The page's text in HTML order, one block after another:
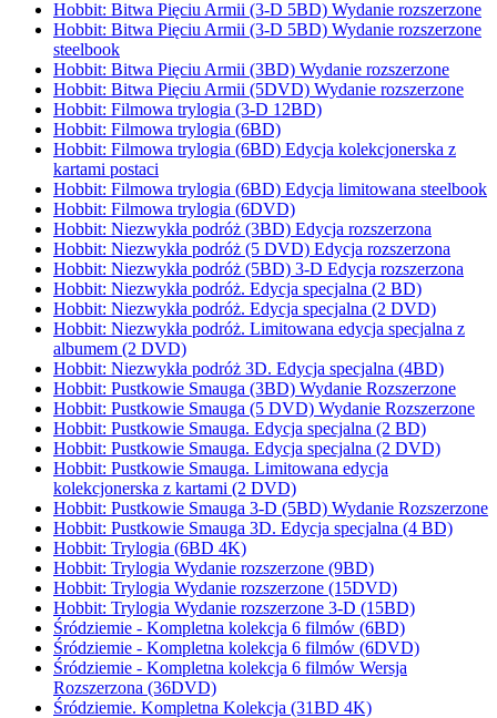
Hobbit: Bitwa Pięciu Armii (3-D 5BD) Wydanie rozszerzone
Hobbit: Bitwa Pięciu Armii (3-D 5BD) Wydanie rozszerzone
steelbook
Hobbit: Bitwa Pięciu Armii (3BD) Wydanie rozszerzone
Hobbit: Bitwa Pięciu Armii (5DVD) Wydanie rozszerzone
Hobbit: Filmowa trylogia (3-D 12BD)
Hobbit: Filmowa trylogia (6BD)
Hobbit: Filmowa trylogia (6BD) Edycja kolekcjonerska z
kartami postaci
Hobbit: Filmowa trylogia (6BD) Edycja limitowana steelbook
Hobbit: Filmowa trylogia (6DVD)
Hobbit: Niezwykła podróż (3BD) Edycja rozszerzona
Hobbit: Niezwykła podróż (5 DVD) Edycja rozszerzona
Hobbit: Niezwykła podróż (5BD) 3-D Edycja rozszerzona
Hobbit: Niezwykła podróż. Edycja specjalna (2 BD)
Hobbit: Niezwykła podróż. Edycja specjalna (2 DVD)
Hobbit: Niezwykła podróż. Limitowana edycja specjalna z
albumem (2 DVD)
Hobbit: Niezwykła podróż 3D. Edycja specjalna (4BD)
Hobbit: Pustkowie Smauga (3BD) Wydanie Rozszerzone
Hobbit: Pustkowie Smauga (5 DVD) Wydanie Rozszerzone
Hobbit: Pustkowie Smauga. Edycja specjalna (2 BD)
Hobbit: Pustkowie Smauga. Edycja specjalna (2 DVD)
Hobbit: Pustkowie Smauga. Limitowana edycja
kolekcjonerska z kartami (2 DVD)
Hobbit: Pustkowie Smauga 3-D (5BD) Wydanie Rozszerzone
Hobbit: Pustkowie Smauga 3D. Edycja specjalna (4 BD)
Hobbit: Trylogia (6BD 4K)
Hobbit: Trylogia Wydanie rozszerzone (9BD)
Hobbit: Trylogia Wydanie rozszerzone (15DVD)
Hobbit: Trylogia Wydanie rozszerzone 3-D (15BD)
Śródziemie - Kompletna kolekcja 6 filmów (6BD)
Śródziemie - Kompletna kolekcja 6 filmów (6DVD)
Śródziemie - Kompletna kolekcja 6 filmów Wersja
Rozszerzona (36DVD)
Śródziemie. Kompletna Kolekcja (31BD 4K)